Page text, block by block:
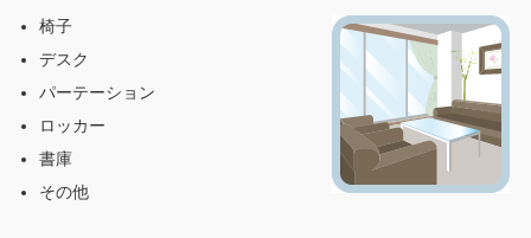
椅子
デスク
パーテーション
ロッカー
書庫
その他